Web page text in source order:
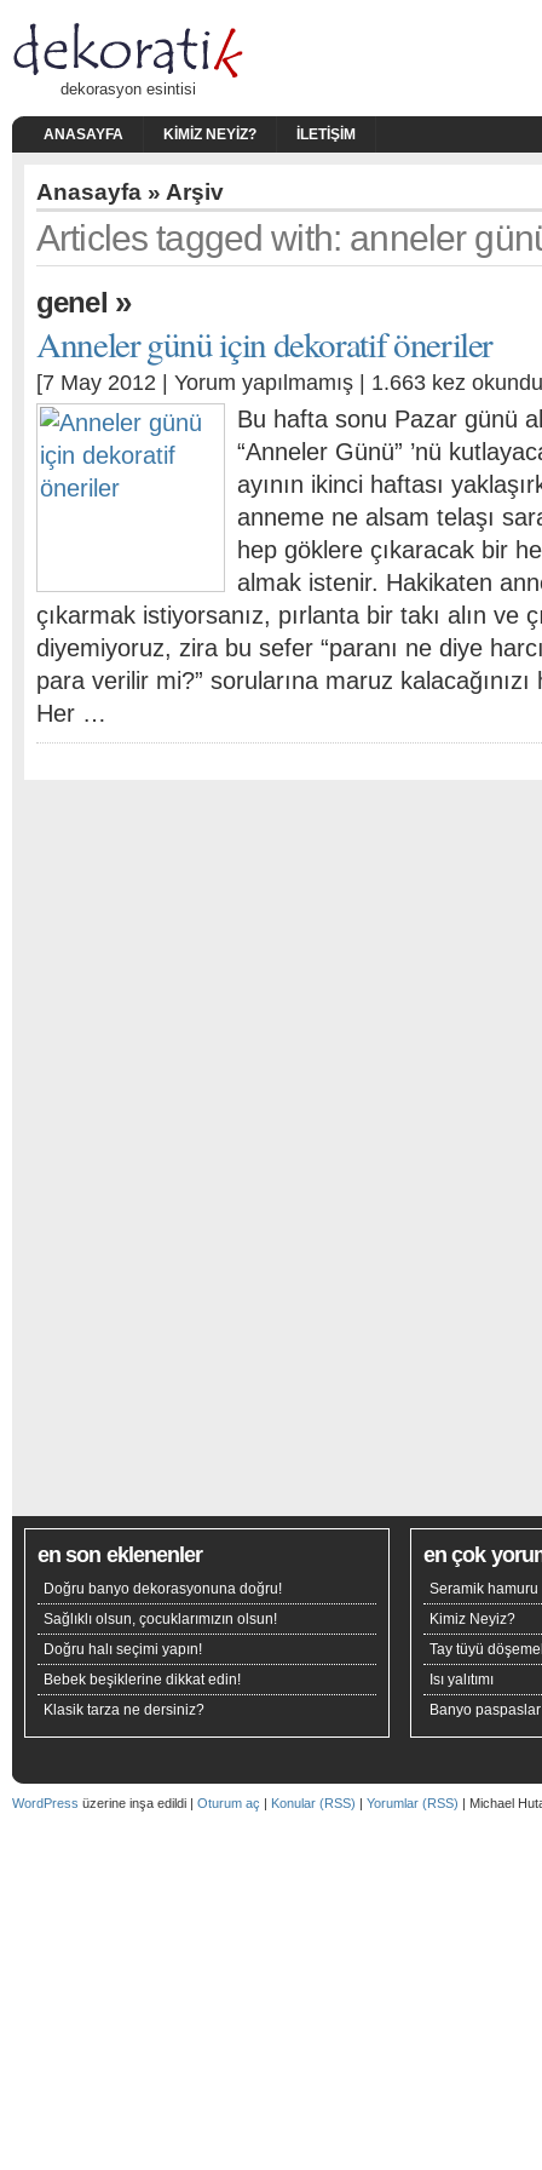
dekorasyon esintisi
ANASAYFA KIMIZ NEYIZ? İLETIŞIM
Anasayfa » Arşiv
Articles tagged with: anneler
genel »
Anneler günü için dekoratif öneriler
[7 May 2012 | Yorum yapılmamış | 1.663 kez
Bu hafta sonu Pazar günü
“Anneler Günü” ’nü
ayının ikinci haftası
anneme ne alsam telaşı
hep göklere çıkaracak bir
almak istenir. Hakikaten
çıkarmak istiyorsanız, pırlanta bir takı alın ve
diyemiyoruz, zira bu sefer “paranı ne diye
para verilir mi?” sorularına maruz
Her …
en son eklenenler
Doğru banyo dekorasyonuna doğru!
Sağlıklı olsun, çocuklarımızın olsun!
Doğru halı seçimi yapın!
Bebek beşiklerine dikkat edin!
Klasik tarza ne dersiniz?
en çok
Seramik hamuru
Kimiz Neyiz?
Tay tüyü
Isı yalıtımı
Banyo
WordPress üzerine inşa edildi | Oturum aç | Konular (RSS) | Yorumlar (RSS) | Michael